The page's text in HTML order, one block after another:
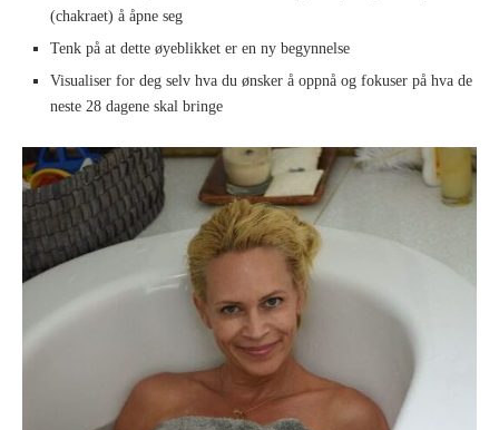
(chakraet) å åpne seg
Tenk på at dette øyeblikket er en ny begynnelse
Visualiser for deg selv hva du ønsker å oppnå og fokuser på hva de
neste 28 dagene skal bringe